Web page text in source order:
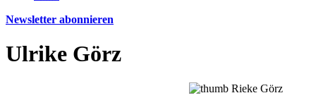
Newsletter abonnieren
Ulrike Görz